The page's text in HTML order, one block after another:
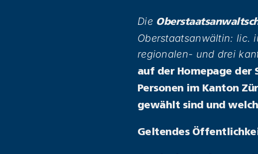
Die
Oberstaatsanwältin: lic.
regionalen- und drei
auf der Homepage
Personen im Kanton
gewählt sind und
Geltendes